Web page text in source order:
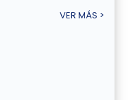
VER MÁS >